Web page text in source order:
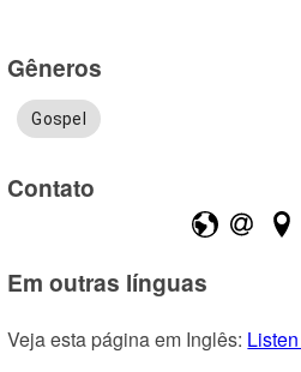
Gêneros
Gospel
Contato
Em outras línguas
Veja esta página em Inglês: